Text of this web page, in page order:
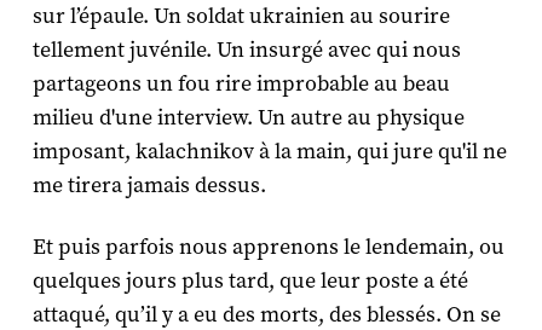
sur l’épaule. Un soldat ukrainien au sourire
tellement juvénile. Un insurgé avec qui nous
partageons un fou rire improbable au beau
milieu d'une interview. Un autre au physique
imposant, kalachnikov à la main, qui jure qu'il ne
me tirera jamais dessus.
Et puis parfois nous apprenons le lendemain, ou
quelques jours plus tard, que leur poste a été
attaqué, qu’il y a eu des morts, des blessés. On se